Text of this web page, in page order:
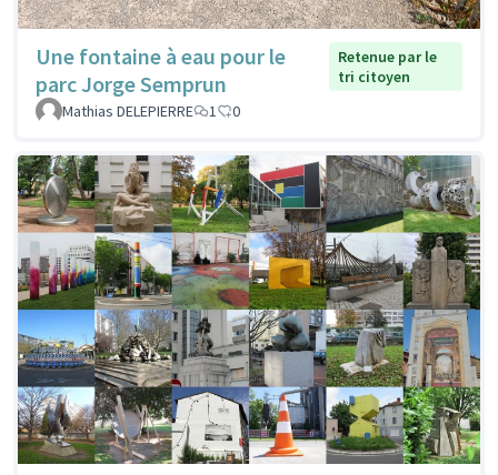
Une fontaine à eau pour le
parc Jorge Semprun
Retenue par le
tri citoyen
Mathias DELEPIERRE
1 0